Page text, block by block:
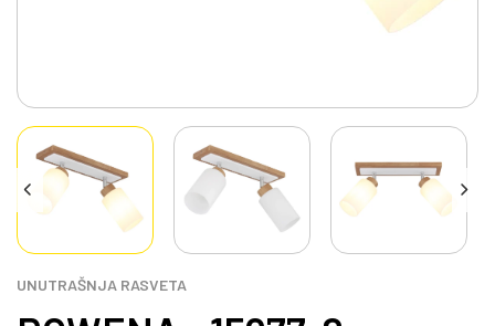
UNUTRAŠNJA RASVETA